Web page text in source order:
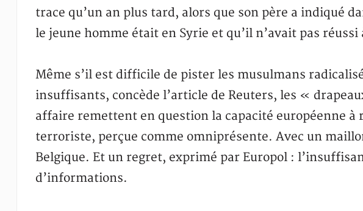
trace qu’un an plus tard, alors que son père a indiqué
le jeune homme était en Syrie et qu’il n’avait pas
Même s’il est difficile de pister les musulmans
insuffisants, concède l’article de Reuters, les «
affaire remettent en question la capacité européenne à
terroriste, perçue comme omniprésente. Avec un
Belgique. Et un regret, exprimé par Europol :
d’informations.